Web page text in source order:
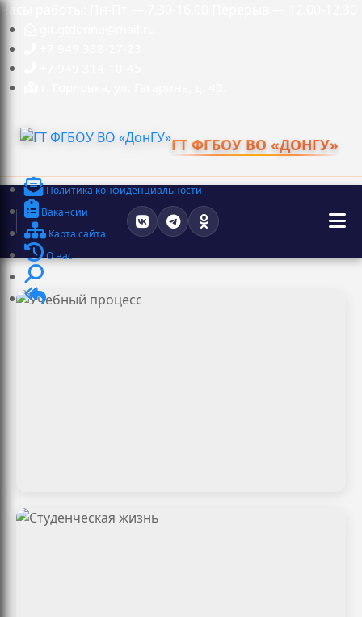
Часы работы: Пн-Пт — 7.30-16.00 Перерыв — 12.00-12.30
ГТ ФГБОУ ВО «ДОНГУ»
Политика конфиденциальности
Вакансии
Карта сайта
О нас